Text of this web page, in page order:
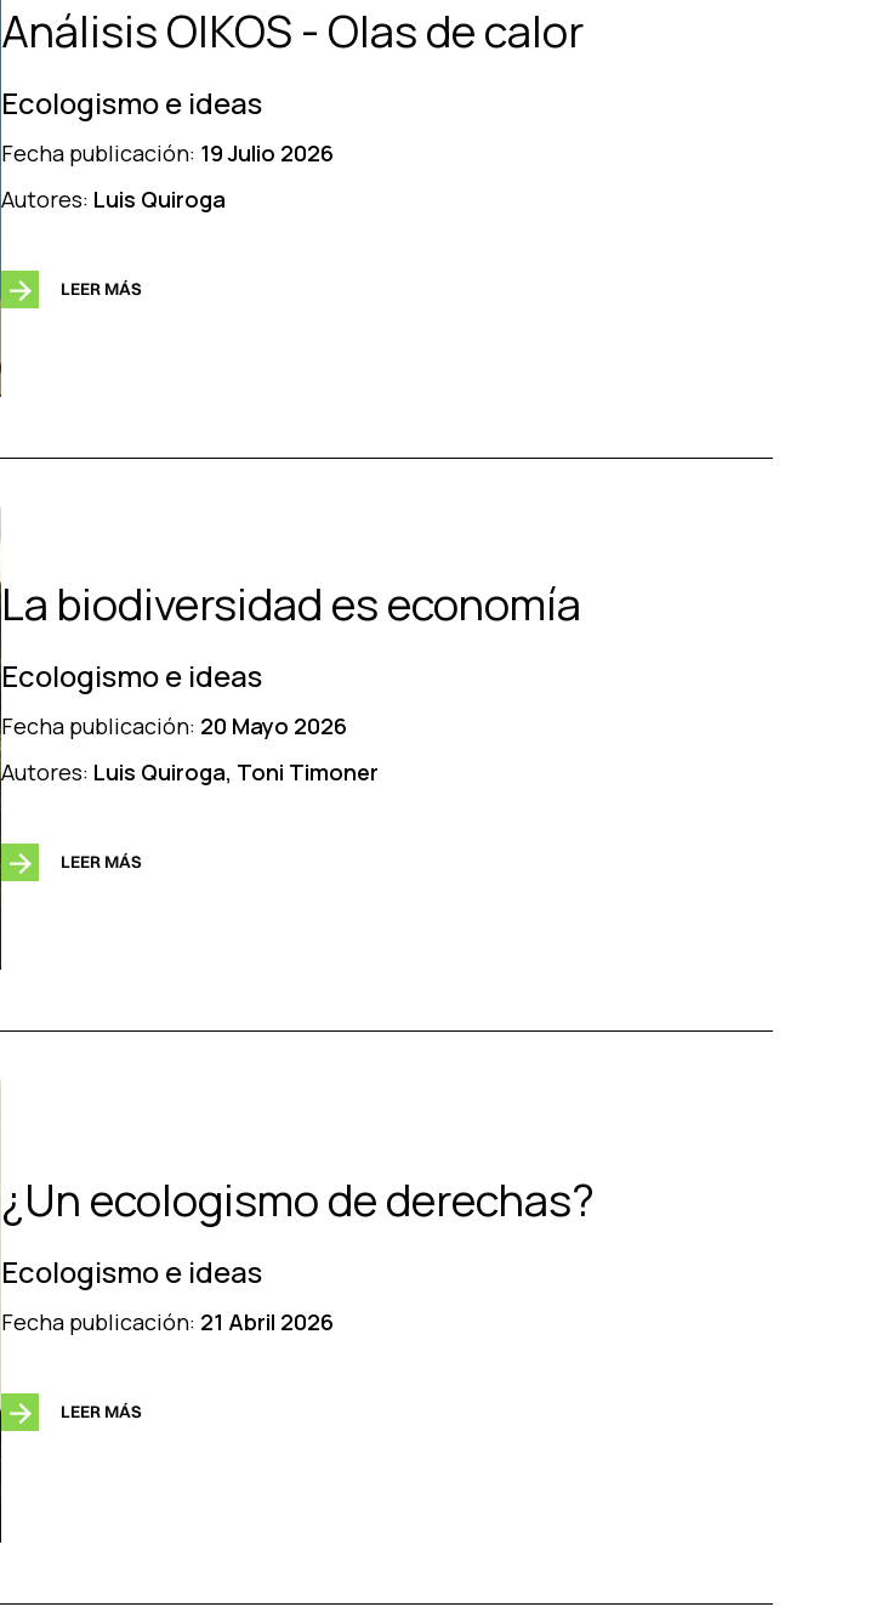
Análisis OIKOS - Olas de calor
Ecologismo e ideas
Fecha publicación: 19 Julio 2026
Autores: Luis Quiroga
LEER MÁS
La biodiversidad es economía
Ecologismo e ideas
Fecha publicación: 20 Mayo 2026
Autores: Luis Quiroga, Toni Timoner
LEER MÁS
¿Un ecologismo de derechas?
Ecologismo e ideas
Fecha publicación: 21 Abril 2026
LEER MÁS